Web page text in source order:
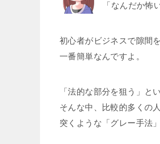
「なんだか怖
初心者がビジネスで隙間
一番簡単なんですよ。
「法的な部分を狙う」と
そんな中、比較的多くの
突くような「グレー手法」